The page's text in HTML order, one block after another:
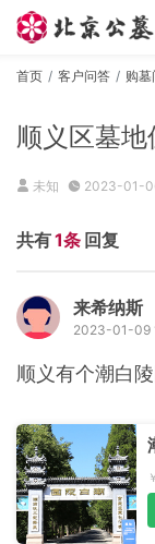
首页 客户问答 购墓
顺义区墓
未知 2023-01-
共有1条 回复
来希纳斯
2023-01-09
顺义有个潮白